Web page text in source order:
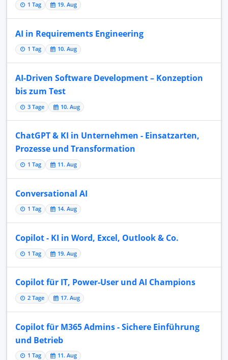
1 Tag 19. Aug
AI in Requirements Engineering
1 Tag 10. Aug
AI-Driven Software Development – Konzeption
bis zum Test
3 Tage 10. Aug
ChatGPT & KI in Unternehmen - Einsatzarten,
Prozesse und Transformation
1 Tag 11. Aug
Conversational AI
1 Tag 14. Aug
Copilot - KI in Word, Excel, Outlook & Co.
1 Tag 19. Aug
Copilot für IT, Power-User und AI Champions
2 Tage 17. Aug
Copilot für M365 Admins - Sichere Einführung
und Betrieb
1 Tag 11. Aug